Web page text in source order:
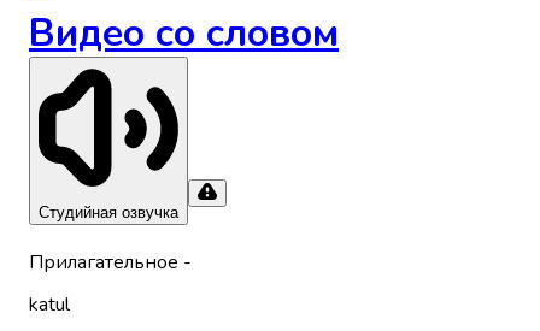
Видео со словом
Студийная озвучка
Прилагательное -
katul